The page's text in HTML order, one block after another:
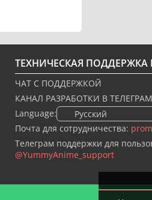
ТЕХНИЧЕСКАЯ
ЧАТ С ПОДДЕРЖКОЙ
КАНАЛ РАЗРАБОТКИ В ТЕЛЕГРАМ
Language:
🇷🇺 Русский
Почта для сотрудничества:
Телеграм поддержки для
@YummyAnime_support